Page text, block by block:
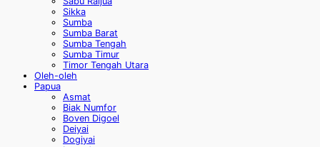
Sikka
Sumba
Sumba Barat
Sumba Tengah
Sumba Timur
Timor Tengah Utara
Oleh-oleh
Papua
Asmat
Biak Numfor
Boven Digoel
Deiyai
Dogiyai